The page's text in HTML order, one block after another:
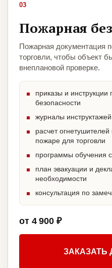
03
Пожарная
Пожарная документация
торговли, чтобы объект
внеплановой проверке.
приказы и инструкции
безопасности
журналы
расчет
пожаре для торговли
программы обучения
план эвакуации и
необходимости
консультация по
от 4 900 ₽
ЗАКАЗАТЬ